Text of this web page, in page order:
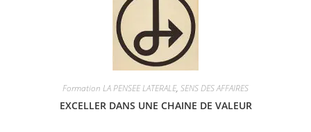
Formation LA PENSEE LATERALE, SENS DES AFFAIRES
EXCELLER DANS UNE CHAINE DE VALEUR